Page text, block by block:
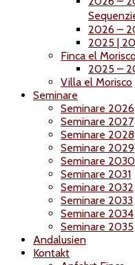
2026 –
2025 |
Finca el Morisco
2025 –
Villa el Morisco
Seminare
Seminare 2026
Seminare 2027
Seminare 2028
Seminare 2029
Seminare 2030
Seminare 2031
Seminare 2032
Seminare 2033
Seminare 2034
Seminare 2035
Andalusien
Kontakt